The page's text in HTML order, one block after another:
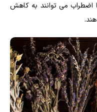
اضطراب می توانند به کاهش